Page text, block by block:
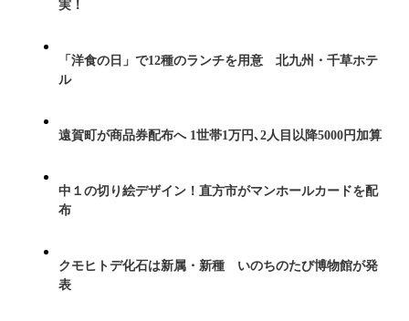
実！
「洋食の日」で12種のランチを用意 北九州・千草ホテ
ル
遠賀町が商品券配布へ 1世帯1万円､2人目以降5000円加算
中１の切り絵デザイン！直方市がマンホールカードを配
布
クモヒトデ化石は新属・新種 いのちのたび博物館が発
表